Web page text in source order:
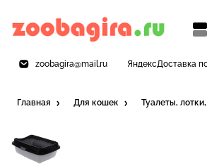
zoobagira@mail.ru ЯндексДоставка
Главная Для кошек Туалеты,